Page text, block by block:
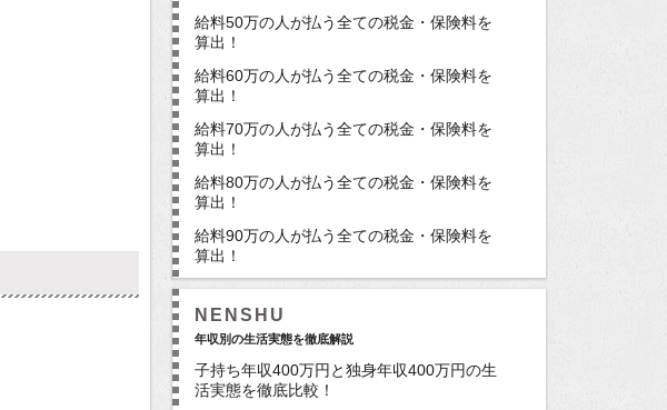
給料50万の人が払う全ての税金・保険料を
算出！
給料60万の人が払う全ての税金・保険料を
算出！
給料70万の人が払う全ての税金・保険料を
算出！
給料80万の人が払う全ての税金・保険料を
算出！
給料90万の人が払う全ての税金・保険料を
算出！
NENSHU
年収別の生活実態を徹底解説
子持ち年収400万円と独身年収400万円の生
活実態を徹底比較！